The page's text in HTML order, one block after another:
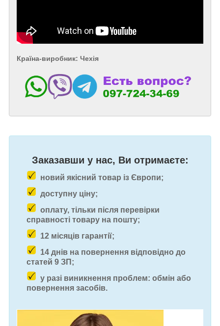
Країна-виробник: Чехія
Заказавши у нас, Ви отримаєте:
новий якісний товар із Європи;
доступну ціну;
оплату, тільки після перевірки
справності товару на пошту;
12 місяців гарантії;
14 днів на повернення відповідно до
статей 9 ЗП;
у разі виникнення проблем: обмін або
повернення засобів.